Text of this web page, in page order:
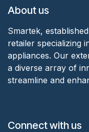
About us
Smartek,
retailer specializing
appliances. Our
a diverse array of
streamline and
Connect with us